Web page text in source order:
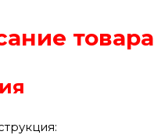
товара